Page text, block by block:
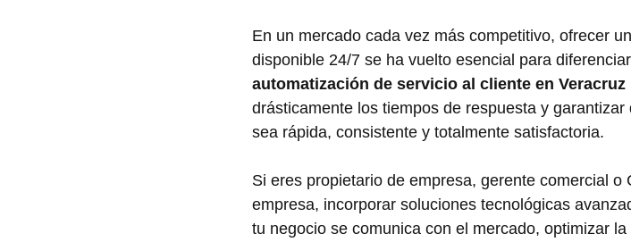
En un mercado cada vez más competitivo, ofrecer
disponible 24/7 se ha vuelto esencial para
automatización de servicio al cliente en Veracruz
drásticamente los tiempos de respuesta y
sea rápida, consistente y totalmente satisfactoria.
Si eres propietario de empresa, gerente comercial
empresa, incorporar soluciones tecnológicas
tu negocio se comunica con el mercado, optimizar